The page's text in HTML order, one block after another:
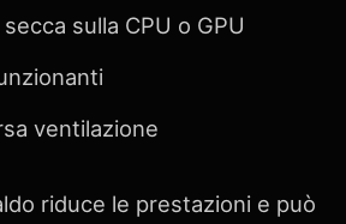
sulla CPU o GPU
ventilazione
riduce le prestazioni e può